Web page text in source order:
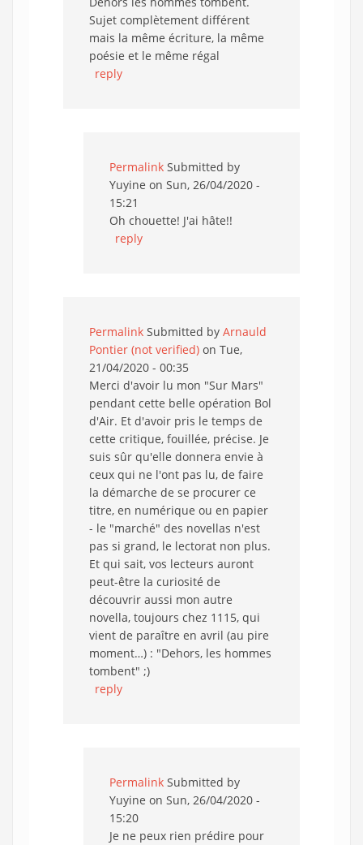
Sujet complètement différent
mais la même écriture, la même
poésie et le même régal
reply
Permalink Submitted by
Yuyine on Sun, 26/04/2020 -
15:21
Oh chouette! J'ai hâte!!
reply
Permalink Submitted by Arnauld
Pontier (not verified) on Tue,
21/04/2020 - 00:35
Merci d'avoir lu mon "Sur Mars"
pendant cette belle opération Bol
d'Air. Et d'avoir pris le temps de
cette critique, fouillée, précise. Je
suis sûr qu'elle donnera envie à
ceux qui ne l'ont pas lu, de faire
la démarche de se procurer ce
titre, en numérique ou en papier
- le "marché" des novellas n'est
pas si grand, le lectorat non plus.
Et qui sait, vos lecteurs auront
peut-être la curiosité de
découvrir aussi mon autre
novella, toujours chez 1115, qui
vient de paraître en avril (au pire
moment…) : "Dehors, les hommes
tombent" ;)
reply
Permalink Submitted by
Yuyine on Sun, 26/04/2020 -
15:20
Je ne peux rien prédire pour